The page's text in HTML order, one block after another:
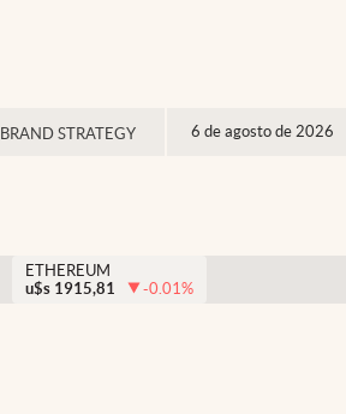
BRAND STRATEGY 6 de agosto de 2026
ETHEREUM
u$s 1915,81 -0.01%